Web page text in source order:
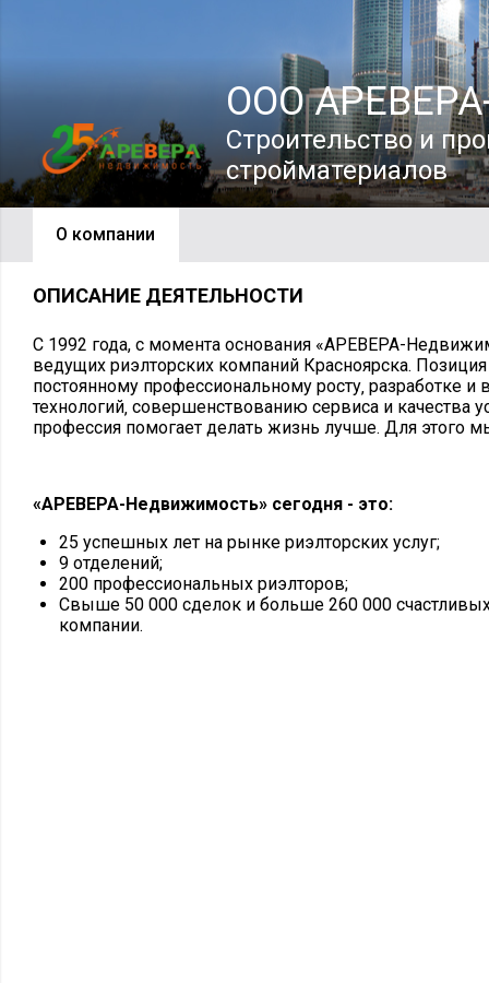
ООО
Строительство и
стройматериалов
О компании
ОПИСАНИЕ ДЕЯТЕЛЬНОСТИ
С 1992 года, с момента основания «АРЕВЕРА-
ведущих риэлторских компаний Красноярска.
постоянному профессиональному росту‚ разработке
технологий‚ совершенствованию сервиса и качества
профессия помогает делать жизнь лучше. Для этого
«АРЕВЕРА-Недвижимость» сегодня - это:
25 успешных лет на рынке риэлторских услуг;
9 отделений;
200 профессиональных риэлторов;
Свыше 50 000 сделок и больше 260 000
компании.